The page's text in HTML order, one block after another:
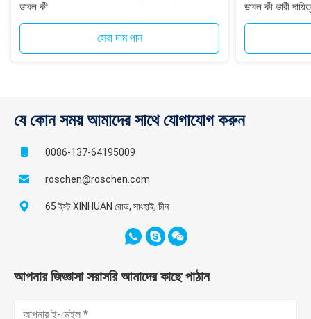
ডাবল কী
সেরা দাম পান
ডাবল কী ভারী
যে কোন সময় আমাদের সাথে যোগাযোগ করুন
0086-137-64195009
roschen@roschen.com
65 ইস্ট XINHUAN রোড, সাংহাই, চীন
আপনার জিজ্ঞাসা সরাসরি আমাদের কাছে পাঠান